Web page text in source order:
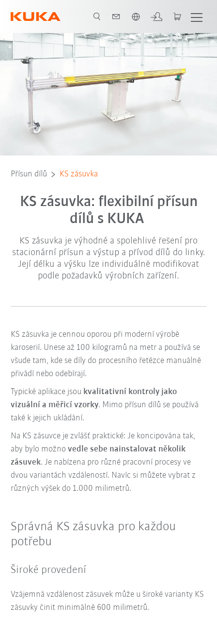
Přísun dílů KS zásuvka
KS zásuvka: flexibilní přísun
dílů s KUKA
KS zásuvka je výhodné a spolehlivé řešení pro
stacionární přísun a výstup a přívod dílů do linky.
Její délku a výšku lze individuálně modifikovat
podle požadavků výrobních zařízení.
KS zásuvka je cennou oporou při moderní výrobě
karoserií. Unese až 100 kilogramů na metr a používá se
všude tam, kde se díly do procesního řetězce manuálně
přivádí nebo odebírají.
Typické aplikace jsou kvalitativní kontroly jako
vizuální a měřicí vzorky. Mimo přísun dílů se používá
také k jejich ukládání.
Na KS zásuvce je zvlášť praktické: Je koncipována tak,
aby bylo možnovedle sebe nainstalovat několik
zásuvek. Je nabízena pro různé pracovní procesy ve
dvou variantách vzdáleností. Navíc si můžete vybrat z
různých výšek do 1.000 milimetrů.
Správná KS zásuvka pro každou
potřebu
Široké provedení
Vzájemná vzdálenost zásuvek může u široké varianty KS
zásuvky činit minimálně 600 milimetrů.